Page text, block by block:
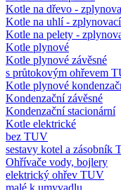
Kotle na dřevo -
Kotle na uhlí - zplynovací
Kotle na pelety -
Kotle plynové
Kotle plynové závěsné
s průtokovým ohřevem
Kotle plynové
Kondenzační závěsné
Kondenzační stacionární
Kotle elektrické
bez TUV
sestavy kotel a zásobník
Ohřívače vody, bojlery
elektrický ohřev TUV